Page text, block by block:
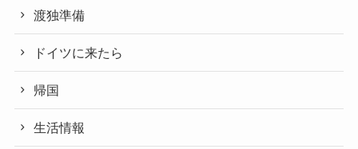
渡独準備
ドイツに来たら
帰国
生活情報